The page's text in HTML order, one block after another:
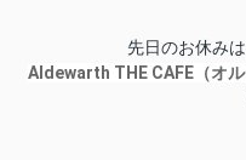
先日のお休み
Aldewarth THE CAFE（オ